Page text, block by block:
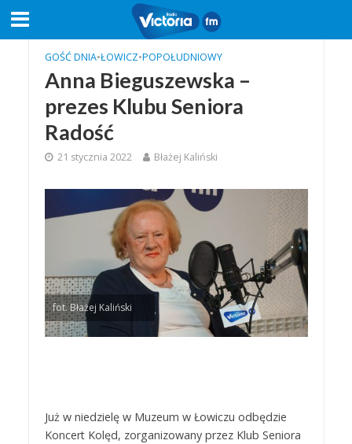
GOŚĆ DNIA•ŁOWICZ•POPOŁUDNIOWY
Anna Bieguszewska –
prezes Klubu Seniora
Radość
21 stycznia 2022 Błażej Kaliński
fot. Błażej Kaliński
Już w niedzielę w Muzeum w Łowiczu odbędzie
Koncert Kolęd, zorganizowany przez Klub Seniora